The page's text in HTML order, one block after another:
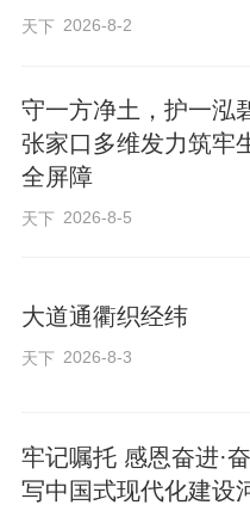
夜经济建设启动后
济惠民红包，吸引
间消费场景。具
注石家庄市商务局
夜经济是经济增
城市形象的靓丽名
力推进城市更新，
出季、国际啤酒节
动，有效提振消费
天下 2026-8-2
守一方净土，护一泓
张家口多维发力筑牢
全屏障
天下 2026-8-5
大道通衢织经纬
天下 2026-8-3
牢记嘱托 感恩奋进·
写中国式现代化建设